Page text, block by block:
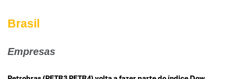
Brasil
Empresas